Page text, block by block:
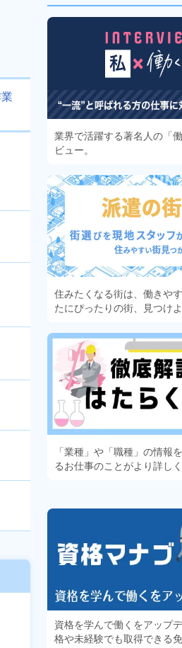
業界で活躍する著名人の「
ビュー。
住みたくなる街は、働きや
たにぴったりの街、見つけよ
「業種」や「職種」の情報
るお仕事のことがより詳し
マる
資格を学んで働くをアップ
格や未経験でも取得できる